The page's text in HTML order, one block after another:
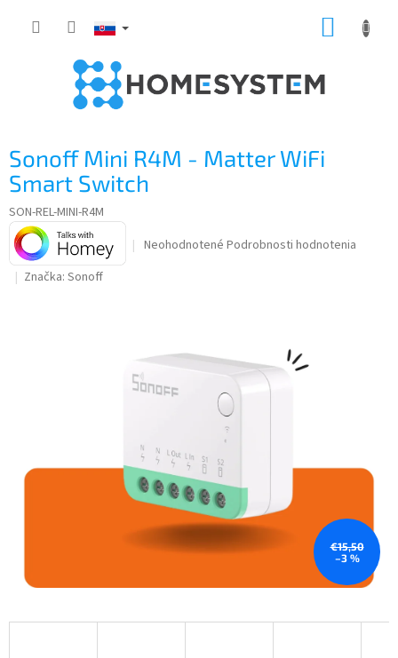
Sonoff Mini R4M - Matter WiFi
Smart Switch
SON-REL-MINI-R4M
Priemerné
hviezdičiek.
Neohodnotené Podrobnosti hodnotenia
Značka: Sonoff
€15,50
–3 %